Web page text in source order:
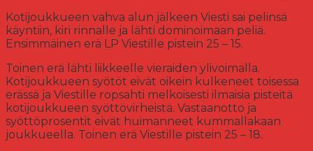
Kotijoukkueen vahva alun jälkeen Viesti sai pelinsä
käyntiin, kiri rinnalle ja lähti dominoimaan peliä.
Ensimmäinen erä LP Viestille pistein 25 – 15.
Toinen erä lähti liikkeelle vieraiden ylivoimalla.
Kotijoukkueen syötöt eivät oikein kulkeneet toisessa
erässä ja Viestille ropsahti melkoisesti ilmaisia pisteitä
kotijoukkueen syöttövirheistä. Vastaanotto ja
syöttöprosentit eivät huimanneet kummallakaan
joukkueella. Toinen erä Viestille pistein 25 – 18.